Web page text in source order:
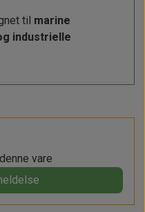
til marine
industrielle
vare